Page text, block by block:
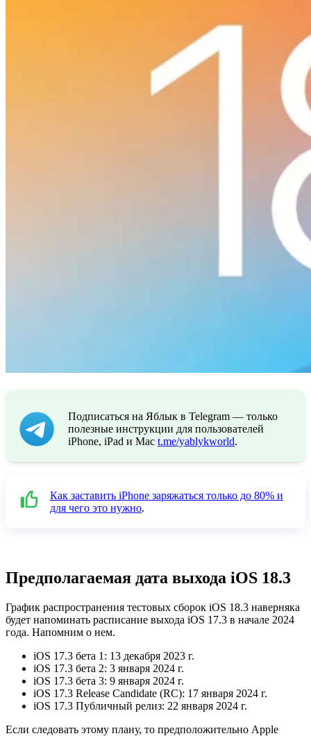
Подписаться на Яблык в Telegram — только
полезные инструкции для пользователей
iPhone, iPad и Mac t.me/yablykworld.
Как заставить iPhone заряжаться только до 80% и
для чего это нужно.
Предполагаемая дата выхода iOS 18.3
График распространения тестовых сборок iOS 18.3 наверняка
будет напоминать расписание выхода iOS 17.3 в начале 2024
года. Напомним о нем.
iOS 17.3 бета 1: 13 декабря 2023 г.
iOS 17.3 бета 2: 3 января 2024 г.
iOS 17.3 бета 3: 9 января 2024 г.
iOS 17.3 Release Candidate (RC): 17 января 2024 г.
iOS 17.3 Публичный релиз: 22 января 2024 г.
Если следовать этому плану, то предположительно Apple